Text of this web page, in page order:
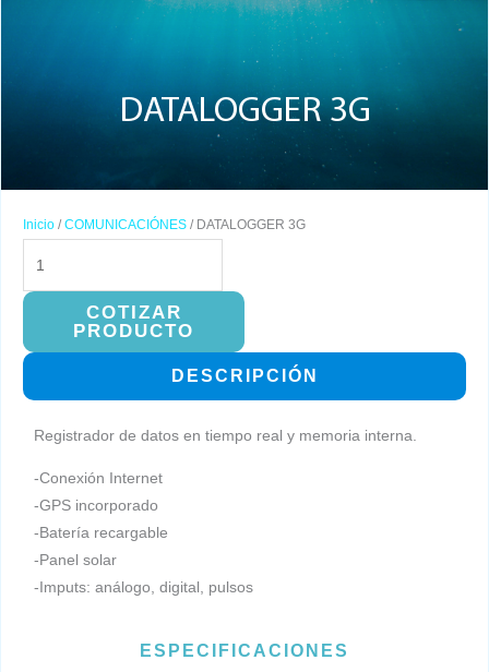
DATALOGGER 3G
Inicio /COMUNICACIÓNES / DATALOGGER 3G
cantidad
COTIZAR
PRODUCTO
DESCRIPCIÓN
ESPECIFICACIONES
Registrador de datos en tiempo real y memoria interna.
-Conexión Internet
-GPS incorporado
-Batería recargable
-Panel solar
-Imputs: análogo, digital, pulsos